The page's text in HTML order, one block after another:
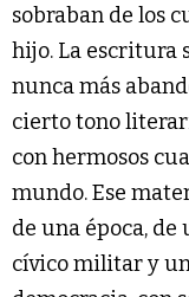
sobraban de los
hijo. La escritura
nunca más
cierto tono
con hermosos
mundo. Ese
de una época,
cívico militar y